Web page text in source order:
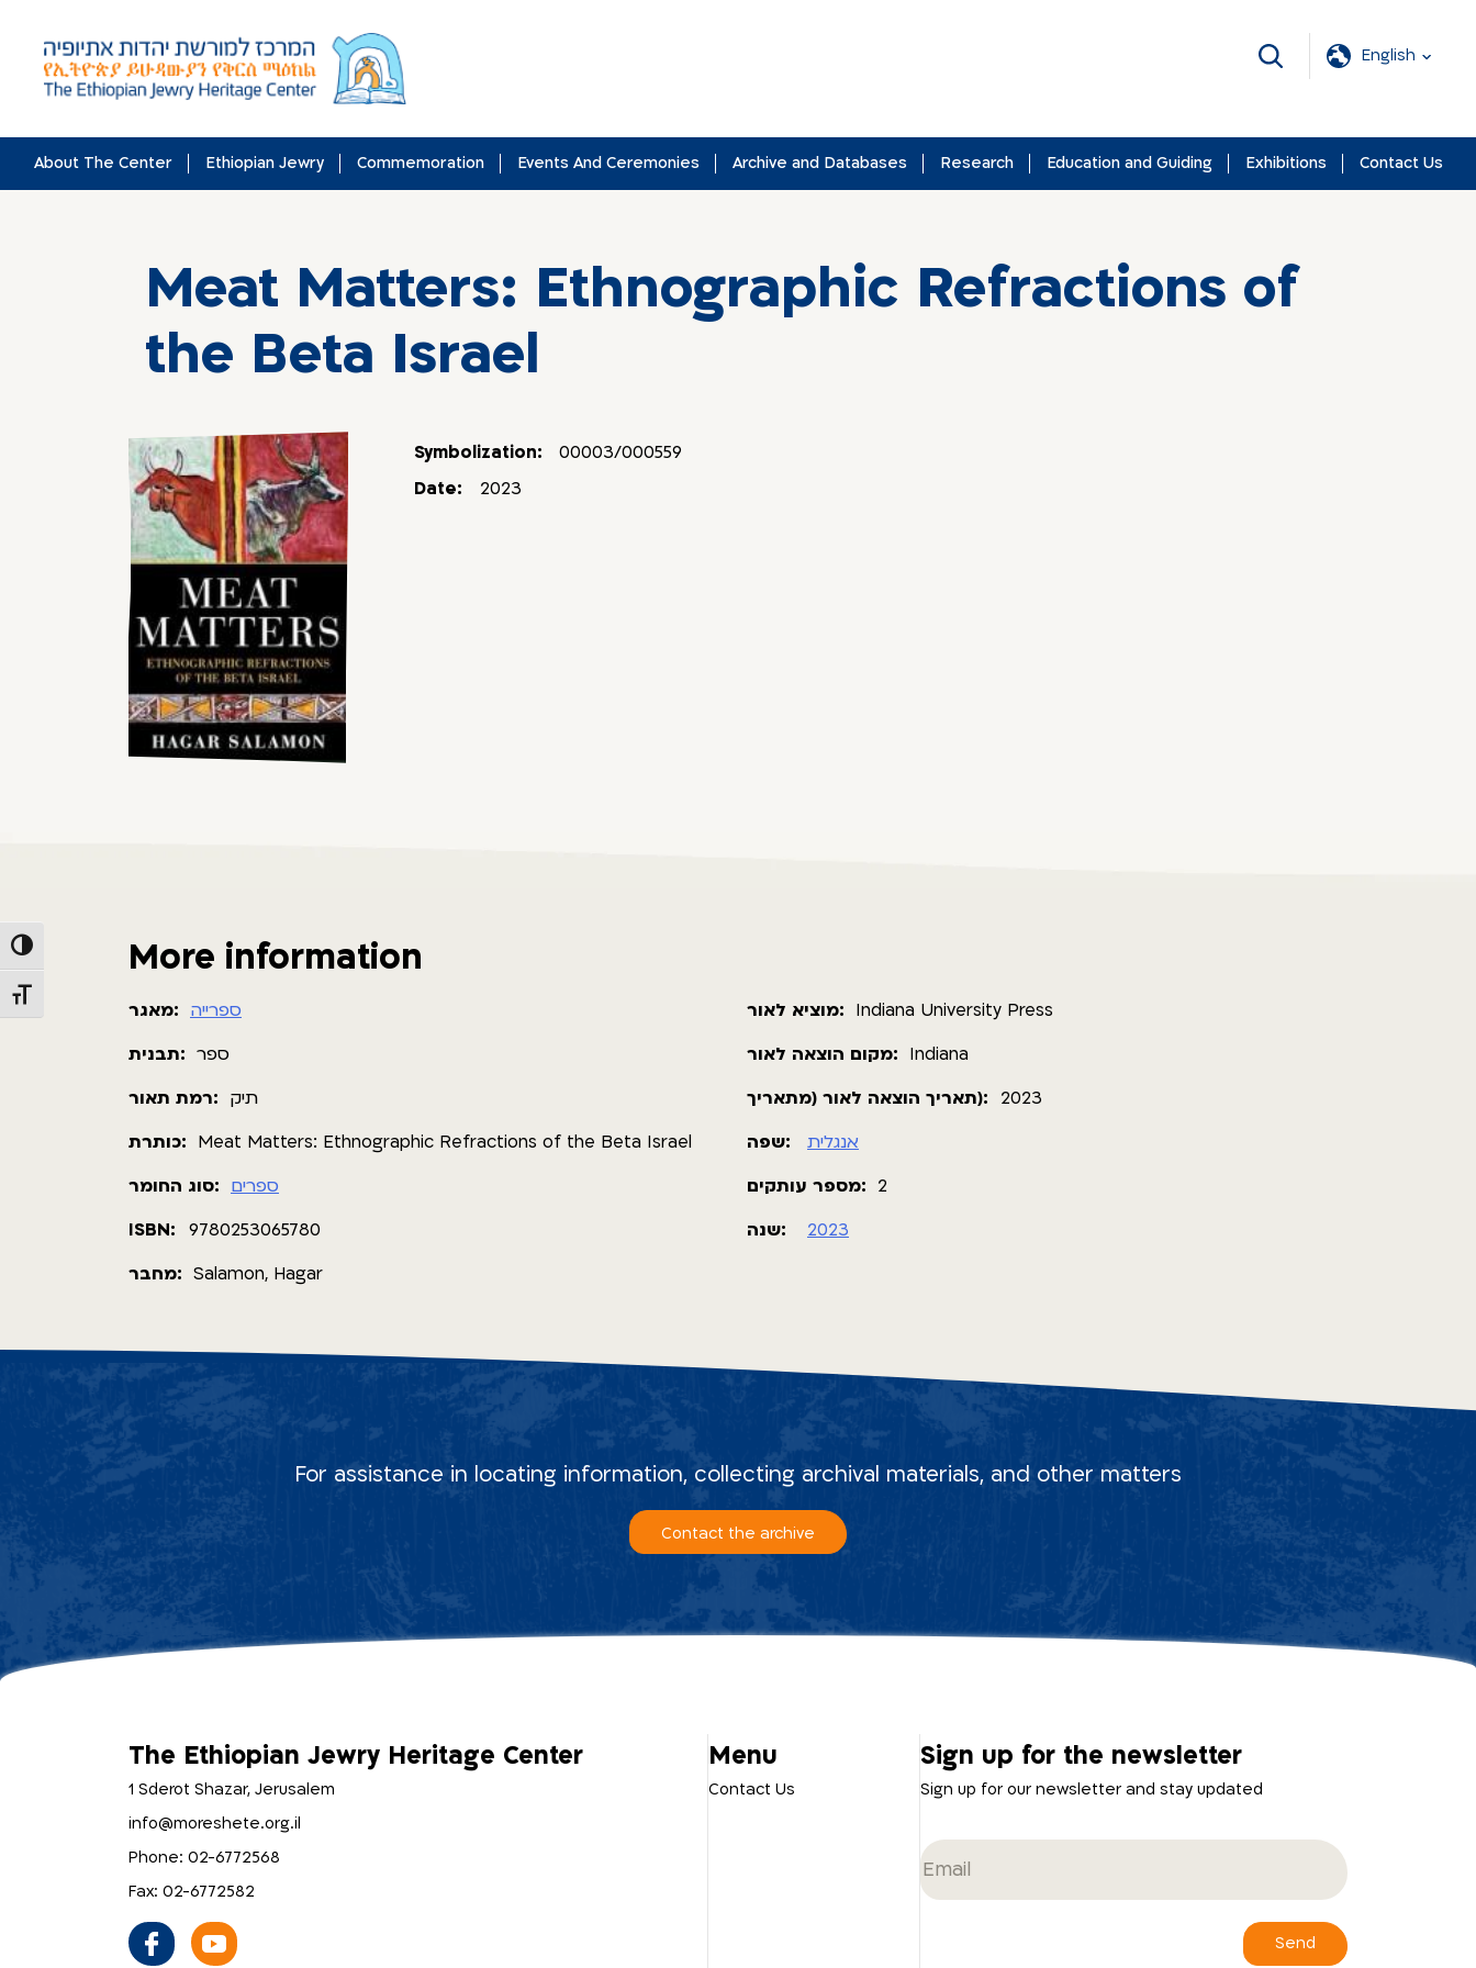
content
Toggle High Contrast
Toggle Font size
English
About The Center Ethiopian Jewry Commemoration Events And Ceremonies Archive and Databases Research Education and Guiding Exhibitions Contact Us
Meat Matters: Ethnographic Refractions of
the Beta Israel
Symbolization:
00003/000559
Date:
2023
More information
מאגר: ספרייה
תבנית: ספר
רמת תאור: תיק
כותרת: Meat Matters: Ethnographic Refractions of the Beta Israel
סוג החומר: ספרים
ISBN: 9780253065780
מחבר: Salamon, Hagar
מוציא לאור: Indiana University Press
מקום הוצאה לאור: Indiana
תאריך הוצאה לאור (מתאריך): 2023
שפה:
אנגלית
מספר עותקים: 2
שנה:
2023
For assistance in locating information, collecting archival materials, and other matters
Contact the archive
The Ethiopian Jewry Heritage Center
1 Sderot Shazar, Jerusalem
info@moreshete.org.il
Phone: 02-6772568
Fax: 02-6772582
Menu
Contact Us
Sign up for the newsletter
Sign up for our newsletter and stay updated
Send